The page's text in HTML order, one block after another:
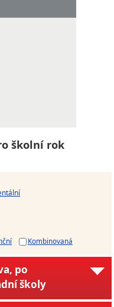
školní rok
Kombinovaná
po
školy